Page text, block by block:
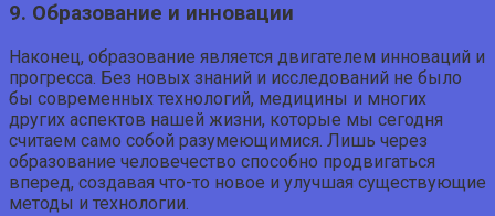
9. Образование и инновации
Наконец, образование является двигателем инноваций и
прогресса. Без новых знаний и исследований не было
бы современных технологий, медицины и многих
других аспектов нашей жизни, которые мы сегодня
считаем само собой разумеющимися. Лишь через
образование человечество способно продвигаться
вперед, создавая что-то новое и улучшая существующие
методы и технологии.